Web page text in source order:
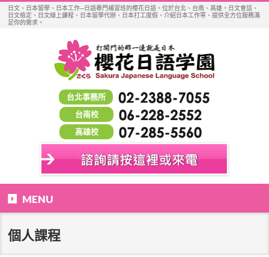
日文、日本留學、日本工作─日語專門補習班的櫻花日語。位於台北、台南、高雄。日文會話、
日文檢定、日文線上課程、日本留學代辦、日本打工度假、介紹日本工作等、提供全方位服務滿
足你的需求。
台北事務所
台南校
高雄校
MENU
個人課程